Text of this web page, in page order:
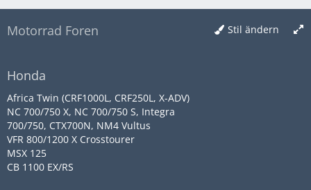
Stil ändern
Motorrad Foren
Honda
Africa Twin (CRF1000L, CRF250L, X-ADV)
NC 700/750 X, NC 700/750 S, Integra
700/750, CTX700N, NM4 Vultus
VFR 800/1200 X Crosstourer
MSX 125
CB 1100 EX/RS